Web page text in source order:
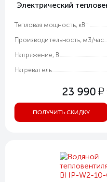
Электрический
Тепловая мощность, кВт
Производительность, м3/час
Напряжение, В
Нагреватель
23 990 у
ПОЛУЧИТЬ СКИДКУ